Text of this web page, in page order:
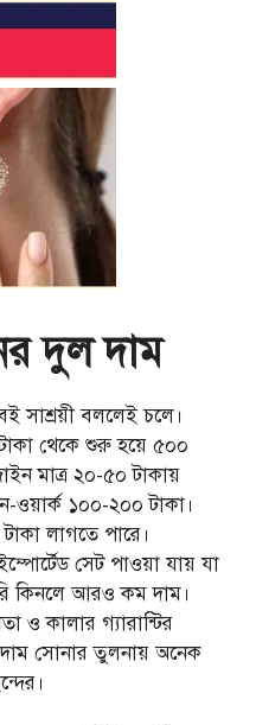
দুল দাম
সাশ্রয়ী বললেই চলে।
থেকে শুরু হয়ে ৫০০
মাত্র ২০-৫০ টাকায়
ওয়ার্ক ১০০-২০০ টাকা।
লাগতে পারে।
সেট পাওয়া যায় যা
কিনলে আরও কম দাম।
ও কালার গ্যারান্টির
সোনার তুলনায় অনেক